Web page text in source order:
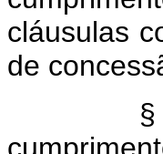
cláusulas
de
§